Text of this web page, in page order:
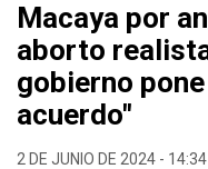
Macaya por
aborto
gobierno
acuerdo"
2 DE JUNIO DE 2024 - 14:34